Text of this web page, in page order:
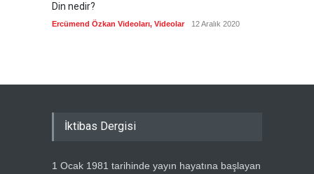
Din nedir?
Ercümend Özkan Videoları, Videolar 12 Aralık 2020
İktibas Dergisi
1 Ocak 1981 tarihinde yayın hayatına başlayan